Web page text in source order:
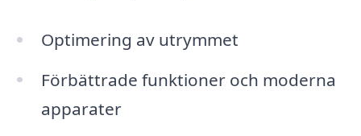
Optimering av utrymmet
Förbättrade funktioner och moderna
apparater